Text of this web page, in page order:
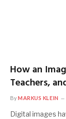
How an
Teachers,
ByMARKUS KLEIN
Digital images